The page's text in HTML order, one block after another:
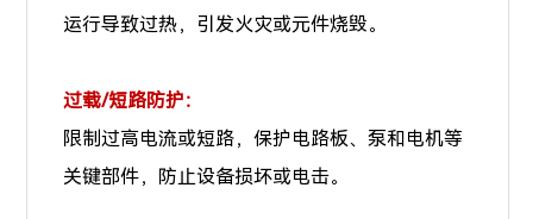
运行导致过热，引发火灾或元件烧毁。
过载/短路防护：
限制过高电流或短路，保护电路板、泵和电机等
关键部件，防止设备损坏或电击。